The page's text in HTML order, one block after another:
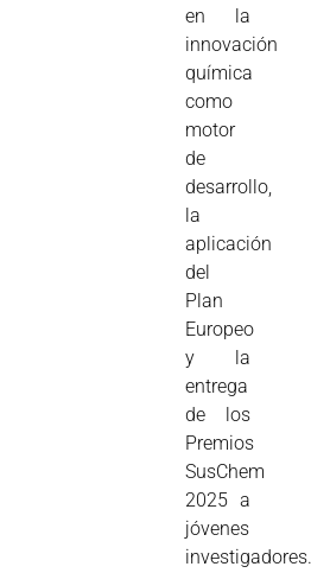
en la
innovación
química
como
motor
de
desarrollo,
la
aplicación
del
Plan
Europeo
y la
entrega
de los
Premios
SusChem
2025 a
jóvenes
investigadores.